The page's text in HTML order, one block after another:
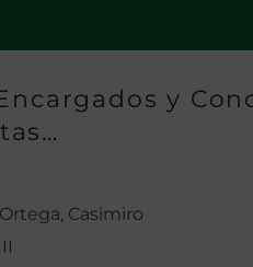
y
Casimiro